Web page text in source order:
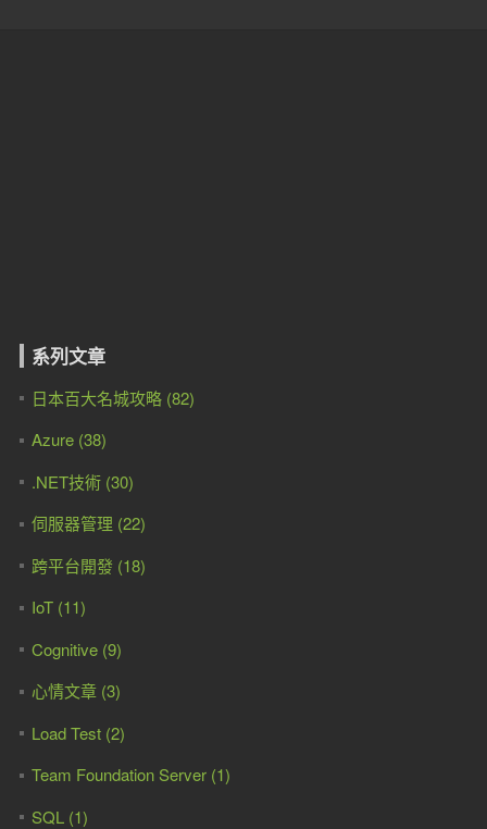
系列文章
日本百大名城攻略 (82)
Azure (38)
.NET技術 (30)
伺服器管理 (22)
跨平台開發 (18)
IoT (11)
Cognitive (9)
心情文章 (3)
Load Test (2)
Team Foundation Server (1)
SQL (1)